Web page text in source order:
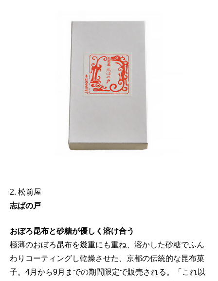
2. 松前屋
志ばの戸
おぼろ昆布と砂糖が優しく溶け合う
極薄のおぼろ昆布を幾重にも重ね、溶かした砂糖でふん
わりコーティングし乾燥させた、京都の伝統的な昆布菓
子。4月から9月までの期間限定で販売される。「これ以